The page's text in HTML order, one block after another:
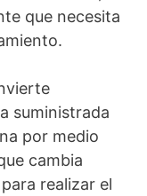
que necesita
suministrada
por medio
cambia
realizar el